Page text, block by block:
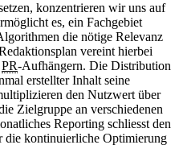
konzentrieren wir uns auf
es, ein Fachgebiet
die nötige Relevanz
vereint hierbei
PR-Aufhängern. Die Distribution
erstellter Inhalt seine
den Nutzwert über
Zielgruppe an verschiedenen
Reporting schliesst den
die kontinuierliche Optimierung